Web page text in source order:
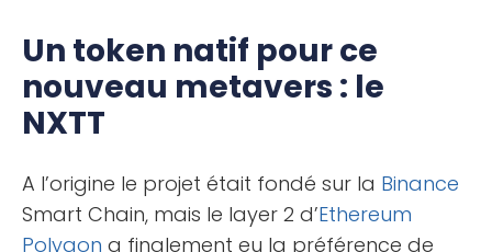
Un token natif pour ce
nouveau metavers : le
NXTT
A l’origine le projet était fondé sur la Binance
Smart Chain, mais le layer 2 d’Ethereum
Polygon a finalement eu la préférence de